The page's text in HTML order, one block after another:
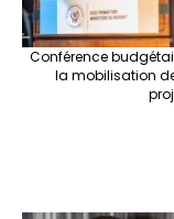
Conférence
la mobilisation